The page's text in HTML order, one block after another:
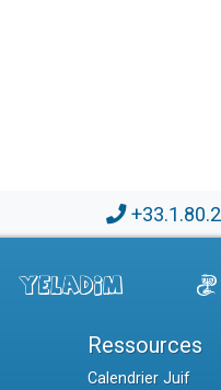
Ressources
Calendrier Juif